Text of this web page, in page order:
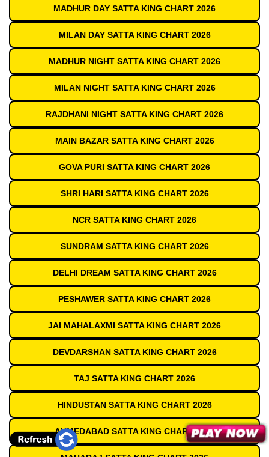
MADHUR DAY SATTA KING CHART 2026
MILAN DAY SATTA KING CHART 2026
MADHUR NIGHT SATTA KING CHART 2026
MILAN NIGHT SATTA KING CHART 2026
RAJDHANI NIGHT SATTA KING CHART 2026
MAIN BAZAR SATTA KING CHART 2026
GOVA PURI SATTA KING CHART 2026
SHRI HARI SATTA KING CHART 2026
NCR SATTA KING CHART 2026
SUNDRAM SATTA KING CHART 2026
DELHI DREAM SATTA KING CHART 2026
PESHAWER SATTA KING CHART 2026
JAI MAHALAXMI SATTA KING CHART 2026
DEVDARSHAN SATTA KING CHART 2026
TAJ SATTA KING CHART 2026
HINDUSTAN SATTA KING CHART 2026
AHMEDABAD SATTA KING CHART 2026